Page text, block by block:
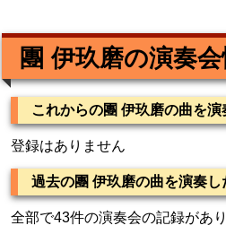
團 伊玖磨の演奏
これからの團 伊玖磨の曲を
登録はありません
過去の團 伊玖磨の曲を演奏し
全部で43件の演奏会の記録があり